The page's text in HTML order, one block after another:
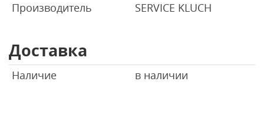
Производитель SERVICE KLUCH
Доставка
Наличие в наличии